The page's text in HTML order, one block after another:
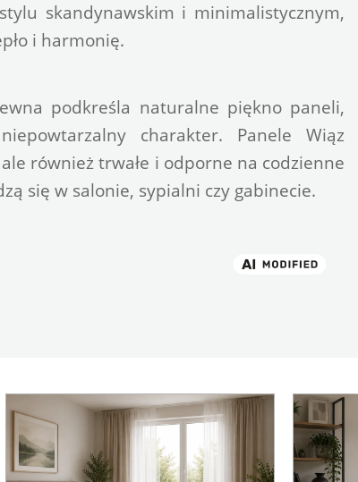
skandynawskim i minimalistycznym,
i harmonię.
podkreśla naturalne piękno paneli,
charakter. Panele Wiąz
również trwałe i odporne na codzienne
się w salonie, sypialni czy gabinecie.